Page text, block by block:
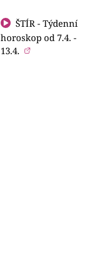
ŠTÍR - Týdenní
horoskop od 7.4. -
13.4.